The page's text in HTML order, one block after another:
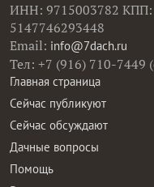
ИНН: 9715003782
5147746293448
Email: info@7dach.ru
Тел: +7 (916) 710-7449
Главная страница
Сейчас публикуют
Сейчас обсуждают
Дачные вопросы
Помощь